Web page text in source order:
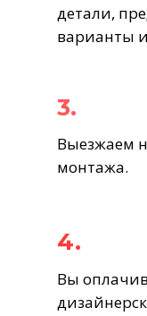
детали,
варианты
Выезжаем
монтажа.
Вы
3.
4.